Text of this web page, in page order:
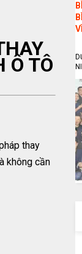
Ô TÔ
thay
không cần